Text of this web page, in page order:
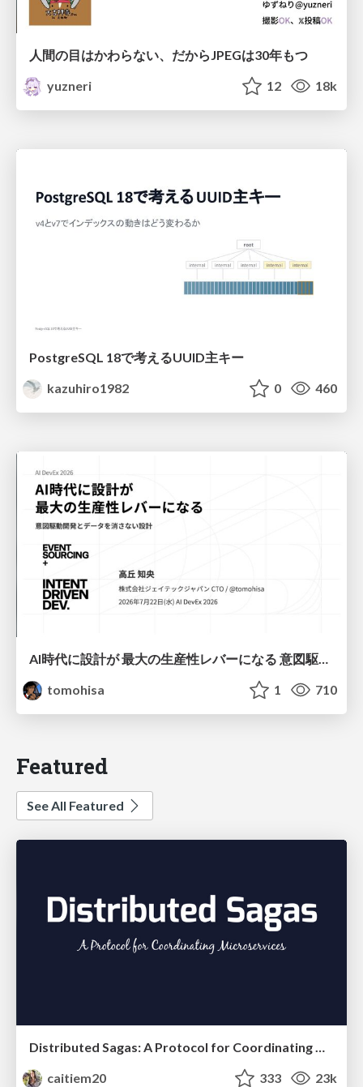
人間の目はかわらない、だからJPEGは30年もつ
yuzneri
12 18k
PostgreSQL 18で考えるUUID主キー
kazuhiro1982
0 460
AI時代に設計が 最大の生産性レバーになる 意図駆動開発とデータを消さない設計｜Don't Delete Your Data or Your Intent — Design as the Deepest Lever in the AI Era
tomohisa
1 710
Featured
See All Featured
Distributed Sagas: A Protocol for Coordinating Microservices
caitiem20
333 23k